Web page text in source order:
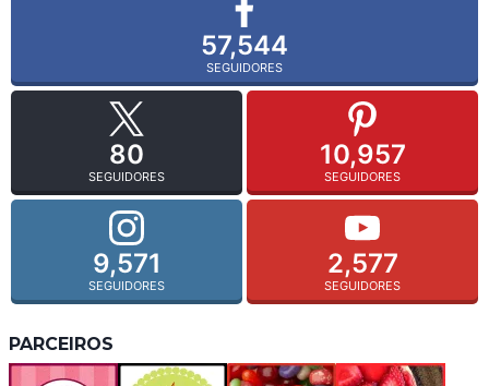
57,544
SEGUIDORES
80
SEGUIDORES
10,957
SEGUIDORES
9,571
SEGUIDORES
2,577
SEGUIDORES
PARCEIROS